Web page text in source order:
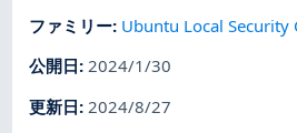
ファミリー: Ubuntu Local Security
公開日:2024/1/30
更新日: 2024/8/27